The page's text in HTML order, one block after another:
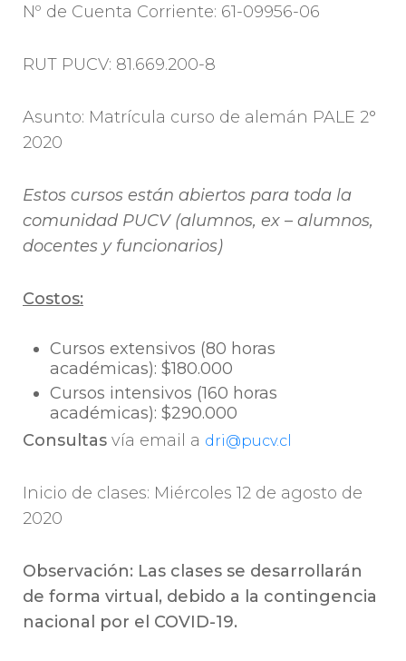
Nº de Cuenta Corriente: 61-09956-06
RUT PUCV: 81.669.200-8
Asunto: Matrícula curso de alemán PALE 2°
2020
Estos cursos están abiertos para toda la
comunidad PUCV (alumnos, ex – alumnos,
docentes y funcionarios)
Costos:
Cursos extensivos (80 horas
académicas): $180.000
Cursos intensivos (160 horas
académicas): $290.000
Consultas vía email a dri@pucv.cl
Inicio de clases: Miércoles 12 de agosto de
2020
Observación: Las clases se desarrollarán
de forma virtual, debido a la contingencia
nacional por el COVID-19.